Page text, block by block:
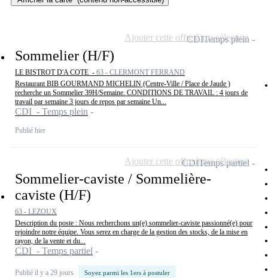
Sommelier (H/F)
LE BISTROT D'A COTE - 63 - CLERMONT FERRAND
Restaurant BIB GOURMAND MICHELIN (Centre-Ville / Place de Jaude )
recherche un Sommelier 39H/Semaine. CONDITIONS DE TRAVAIL : 4 jours de
travail par semaine 3 jours de repos par semaine Un...
CDI - Temps plein
Publié hier
CDITemps plein
Ajouter cette offre à ma sélection
Sommelier-caviste / Sommelière-
caviste (H/F)
63 - LEZOUX
Description du poste : Nous recherchons un(e) sommelier-caviste passionné(e) pour
rejoindre notre équipe. Vous serez en charge de la gestion des stocks, de la mise en
rayon, de la vente et du...
CDI - Temps partiel
Publié il y a 29 jours Soyez parmi les 1ers à postuler
CDITemps partiel
Ajouter cette offre à ma sélection